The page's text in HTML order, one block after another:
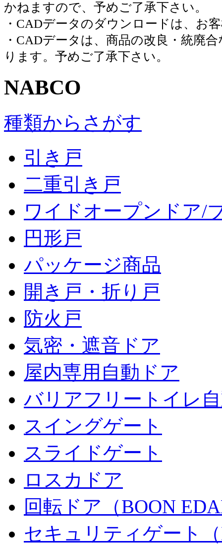
かねますので、予めご了承下さい。
・CADデータのダウンロードは、お
・CADデータは、商品の改良・統廃
ります。予めご了承下さい。
NABCO
種類からさがす
引き戸
二重引き戸
ワイドオープンドア/
円形戸
パッケージ商品
開き戸・折り戸
防火戸
気密・遮音ドア
屋内専用自動ドア
バリアフリートイレ
スイングゲート
スライドゲート
ロスカドア
回転ドア（BOON
セキュリティゲート